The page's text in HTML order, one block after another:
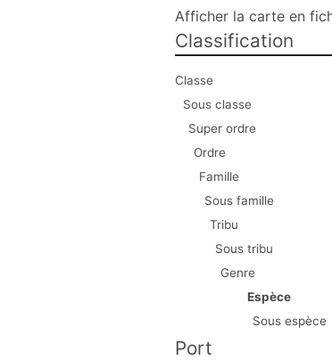
Afficher la carte en
Classification
Classe
Sous classe
Super ordre
Ordre
Famille
Sous famille
Tribu
Sous tribu
Genre
Espèce
Sous espèce
Port